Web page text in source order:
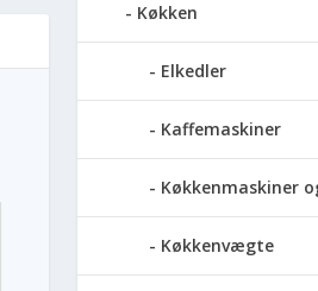
Køkken
Elkedler
Kaffemaskiner
Køkkenmaskiner
Køkkenvægte